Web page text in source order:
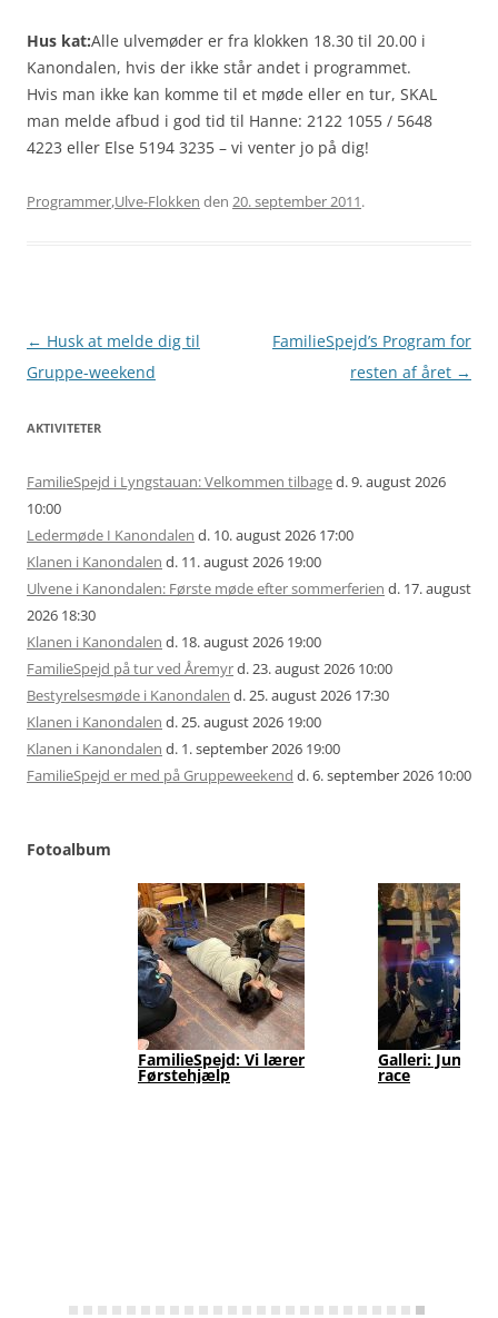
Hus kat:Alle ulvemøder er fra klokken 18.30 til 20.00 i
Kanondalen, hvis der ikke står andet i programmet.
Hvis man ikke kan komme til et møde eller en tur, SKAL
man melde afbud i god tid til Hanne: 2122 1055 / 5648
4223 eller Else 5194 3235 – vi venter jo på dig!
Programmer,Ulve-Flokken den 20. september 2011.
Artikel
navigation
← Husk at melde dig til
Gruppe-weekend
FamilieSpejd’s Program for
resten af året →
AKTIVITETER
FamilieSpejd i Lyngstauan: Velkommen tilbaged. 9. august 2026
10:00
Ledermøde I Kanondalen d. 10. august 2026 17:00
Klanen i Kanondalen d. 11. august 2026 19:00
Ulvene i Kanondalen: Første møde efter sommerferien d. 17. august
2026 18:30
Klanen i Kanondalen d. 18. august 2026 19:00
FamilieSpejd på tur ved Åremyrd. 23. august 2026 10:00
Bestyrelsesmøde i Kanondalen d. 25. august 2026 17:30
Klanen i Kanondalen d. 25. august 2026 19:00
Klanen i Kanondalen d. 1. september 2026 19:00
FamilieSpejd er med på Gruppeweekend d. 6. september 2026 10:00
Fotoalbum
FamilieSpejd: Vi lærer
Førstehjælp
Galleri: Junior
race